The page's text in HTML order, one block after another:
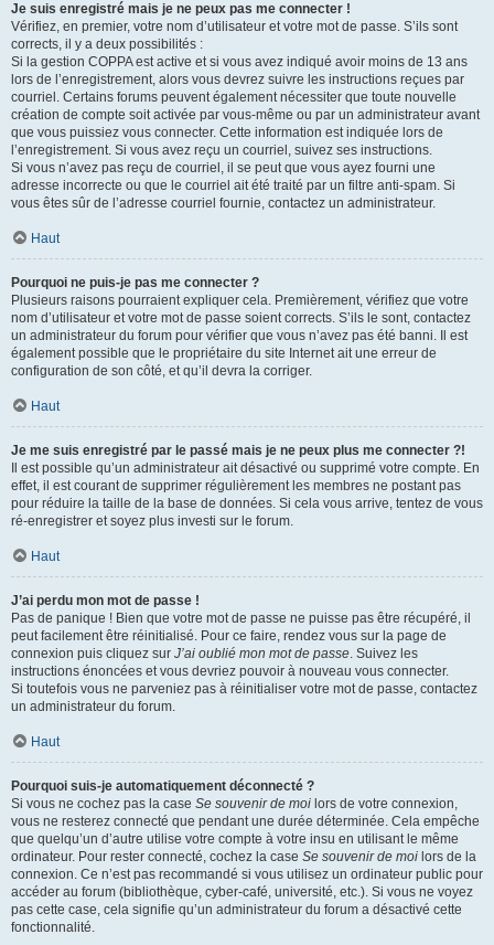
Je suis enregistré mais je ne peux pas me connecter !
Vérifiez, en premier, votre nom d’utilisateur et votre mot de passe. S’ils sont
corrects, il y a deux possibilités :
Si la gestion COPPA est active et si vous avez indiqué avoir moins de 13 ans
lors de l’enregistrement, alors vous devrez suivre les instructions reçues par
courriel. Certains forums peuvent également nécessiter que toute nouvelle
création de compte soit activée par vous-même ou par un administrateur avant
que vous puissiez vous connecter. Cette information est indiquée lors de
l’enregistrement. Si vous avez reçu un courriel, suivez ses instructions.
Si vous n’avez pas reçu de courriel, il se peut que vous ayez fourni une
adresse incorrecte ou que le courriel ait été traité par un filtre anti-spam. Si
vous êtes sûr de l’adresse courriel fournie, contactez un administrateur.
Haut
Pourquoi ne puis-je pas me connecter ?
Plusieurs raisons pourraient expliquer cela. Premièrement, vérifiez que votre
nom d’utilisateur et votre mot de passe soient corrects. S’ils le sont, contactez
un administrateur du forum pour vérifier que vous n’avez pas été banni. Il est
également possible que le propriétaire du site Internet ait une erreur de
configuration de son côté, et qu’il devra la corriger.
Haut
Je me suis enregistré par le passé mais je ne peux plus me connecter ?!
Il est possible qu’un administrateur ait désactivé ou supprimé votre compte. En
effet, il est courant de supprimer régulièrement les membres ne postant pas
pour réduire la taille de la base de données. Si cela vous arrive, tentez de vous
ré-enregistrer et soyez plus investi sur le forum.
Haut
J’ai perdu mon mot de passe !
Pas de panique ! Bien que votre mot de passe ne puisse pas être récupéré, il
peut facilement être réinitialisé. Pour ce faire, rendez vous sur la page de
connexion puis cliquez sur J’ai oublié mon mot de passe. Suivez les
instructions énoncées et vous devriez pouvoir à nouveau vous connecter.
Si toutefois vous ne parveniez pas à réinitialiser votre mot de passe, contactez
un administrateur du forum.
Haut
Pourquoi suis-je automatiquement déconnecté ?
Si vous ne cochez pas la case Se souvenir de moi lors de votre connexion,
vous ne resterez connecté que pendant une durée déterminée. Cela empêche
que quelqu’un d’autre utilise votre compte à votre insu en utilisant le même
ordinateur. Pour rester connecté, cochez la case Se souvenir de moi lors de la
connexion. Ce n’est pas recommandé si vous utilisez un ordinateur public pour
accéder au forum (bibliothèque, cyber-café, université, etc.). Si vous ne voyez
pas cette case, cela signifie qu’un administrateur du forum a désactivé cette
fonctionnalité.